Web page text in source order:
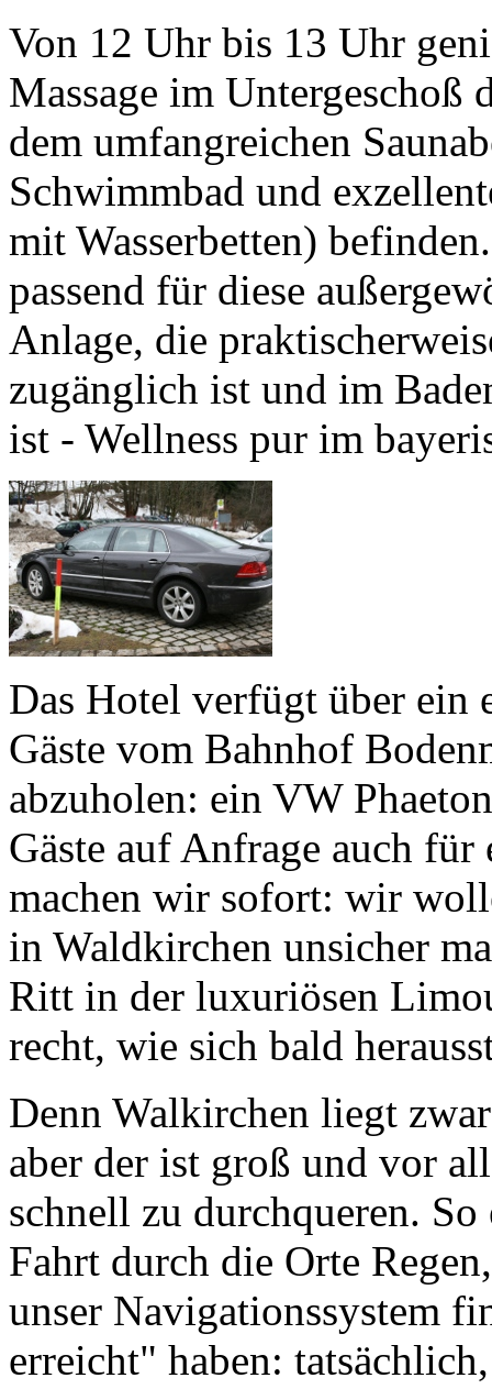
Von 12 Uhr bis 13 Uhr
Massage im Untergeschoß
dem umfangreichen
Schwimmbad und
mit Wasserbetten)
passend für diese
Anlage, die
zugänglich ist und im
ist - Wellness pur im
Das Hotel verfügt über ein
Gäste vom Bahnhof
abzuholen: ein VW
Gäste auf Anfrage auch
machen wir sofort: wir
in Waldkirchen unsicher
Ritt in der luxuriösen
recht, wie sich bald
Denn Walkirchen liegt
aber der ist groß und vor
schnell zu durchqueren.
Fahrt durch die Orte
unser Navigationssystem
erreicht" haben: